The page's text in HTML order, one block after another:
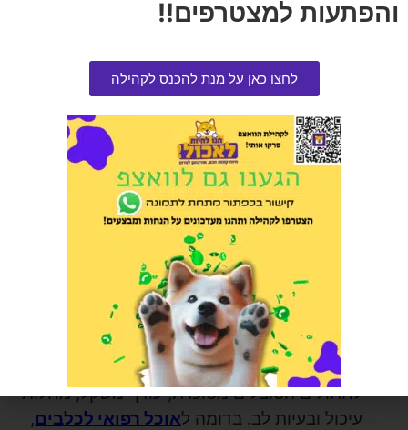
רמות מופחתות של זרחן וחלבון, מה שמפחית את
בעיות בדרכי השתן –חתולים רבים סובלים
מאבנים או קריסטלים בדרכי השתן. מזון רפואי
מיוחד לבעיות אלו עוזר לשנות את רמת החומציות
בשתן ומפחית את הסיכון להיווצרות אבנים
אלרגיות ורגישויות מזון –חתולים יכולים לפתח
אלרגיות למרכיבים שונים במזון. מזון רפואי
היפואלרגני, עם חלבונים מפורקים, מסייע
בהפחתת תגובות אלרגיות ובעיות עור הקשורות
בעיות נוספות –קיימים גם מזונות רפואיים
לחתולים הסובלים מסוכרת, עודף משקל, מחלות
עיכול ובעיות לב. בדומה לאוכל רפואי לכלבים,
והפתעות למצטרפים!!
לחצו כאן על מנת להכנס לקהילה